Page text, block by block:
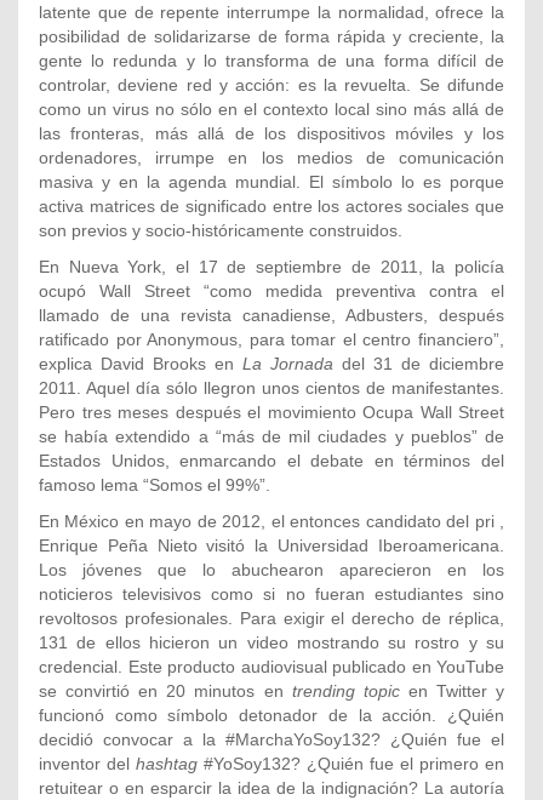
latente que de repente interrumpe la normalidad, ofrece la
posibilidad de solidarizarse de forma rápida y creciente, la
gente lo redunda y lo transforma de una forma difícil de
controlar, deviene red y acción: es la revuelta. Se difunde
como un virus no sólo en el contexto local sino más allá de
las fronteras, más allá de los dispositivos móviles y los
ordenadores, irrumpe en los medios de comunicación
masiva y en la agenda mundial. El símbolo lo es porque
activa matrices de significado entre los actores sociales que
son previos y socio-históricamente construidos.
En Nueva York, el 17 de septiembre de 2011, la policía
ocupó Wall Street “como medida preventiva contra el
llamado de una revista canadiense, Adbusters, después
ratificado por Anonymous, para tomar el centro financiero”,
explica David Brooks en La Jornada del 31 de diciembre
2011. Aquel día sólo llegron unos cientos de manifestantes.
Pero tres meses después el movimiento Ocupa Wall Street
se había extendido a “más de mil ciudades y pueblos” de
Estados Unidos, enmarcando el debate en términos del
famoso lema “Somos el 99%”.
En México en mayo de 2012, el entonces candidato del pri ,
Enrique Peña Nieto visitó la Universidad Iberoamericana.
Los jóvenes que lo abuchearon aparecieron en los
noticieros televisivos como si no fueran estudiantes sino
revoltosos profesionales. Para exigir el derecho de réplica,
131 de ellos hicieron un video mostrando su rostro y su
credencial. Este producto audiovisual publicado en YouTube
se convirtió en 20 minutos en trending topicen Twitter y
funcionó como símbolo detonador de la acción. ¿Quién
decidió convocar a la #MarchaYoSoy132? ¿Quién fue el
inventor del hashtag #YoSoy132? ¿Quién fue el primero en
retuitear o en esparcir la idea de la indignación? La autoría